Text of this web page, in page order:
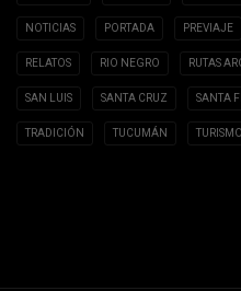
NOTICIAS PORTADA PREVIAJE
RELATOS RIO NEGRO RUTAS
SAN LUIS SANTA CRUZ SANTA
TRADICIÓN TUCUMÁN TURISMO